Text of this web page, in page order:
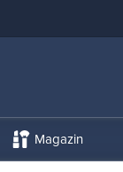
Magazin